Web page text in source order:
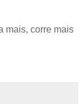
mais, corre mais